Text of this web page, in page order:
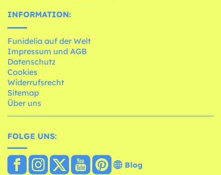
INFORMATION:
Funidelia auf der Welt
Impressum und AGB
Datenschutz
Cookies
Widerrufsrecht
Sitemap
Über uns
FOLGE UNS:
Blog